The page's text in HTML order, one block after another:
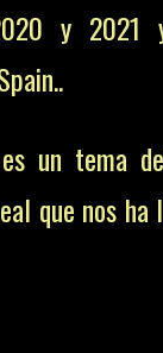
y 2021
un tema
que nos ha